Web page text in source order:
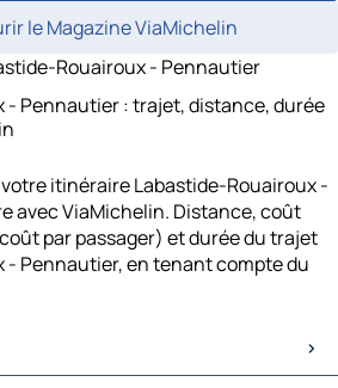
le Magazine ViaMichelin
Rouairoux - Pennautier
- Pennautier : trajet, distance, durée
itinéraire Labastide-Rouairoux -
avec ViaMichelin. Distance, coût
par passager) et durée du trajet
- Pennautier, en tenant compte du